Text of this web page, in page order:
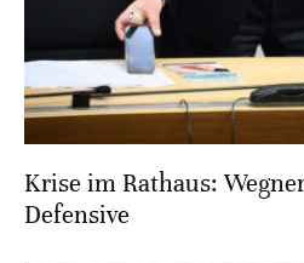
Krise im Rathaus:
Defensive